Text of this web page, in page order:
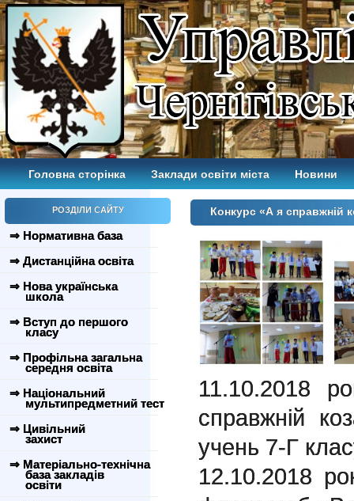
Головна сторінка Заклади освіти міста Новини
РОЗДІЛИ САЙТУ
⇒ Нормативна база
⇒ Дистанційна освіта
⇒ Нова українська
школа
⇒ Вступ до першого
класу
⇒ Профільна загальна
середня освіта
⇒ Національний
мультипредметний тест
⇒ Цивільний
захист
⇒ Матеріально-технічна
база закладів
освіти
Конкурс «А я
11.10.2018
справжній
учень 7-Г
12.10.2018